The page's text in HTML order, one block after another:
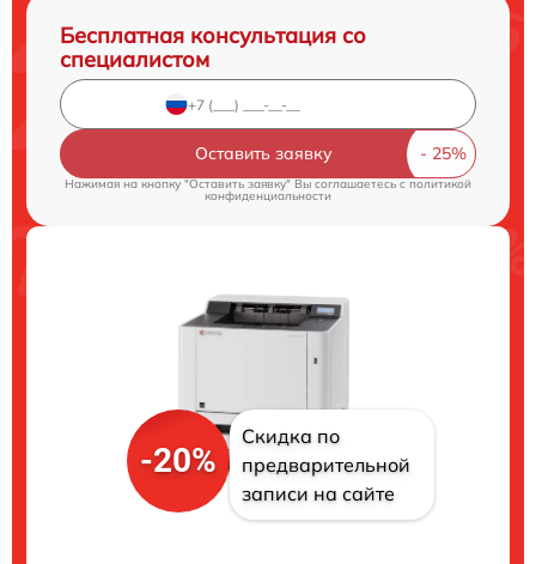
Бесплатная консультация со
специалистом
Оставить заявку
Нажимая на кнопку "Оставить заявку" Вы соглашаетесь c политикой
конфиденциальности
-20%
Скидка по
предварительной
записи на сайте